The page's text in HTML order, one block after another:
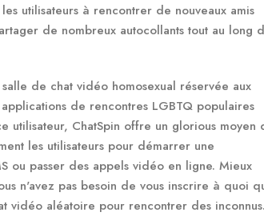
utilisateurs à rencontrer de nouveaux amis
de nombreux autocollants tout au long
de chat vidéo homosexual réservée aux
de rencontres LGBTQ populaires
ChatSpin offre un glorious moyen
les utilisateurs pour démarrer une
ou passer des appels vidéo en ligne. Mieux
n'avez pas besoin de vous inscrire à quoi
vidéo aléatoire pour rencontrer des inconnus.